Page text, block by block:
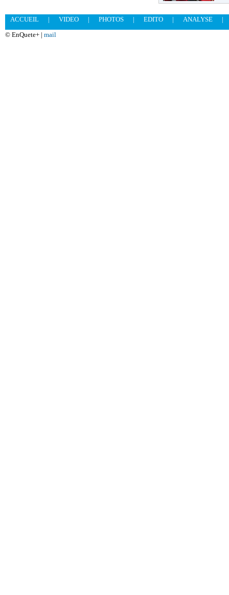
ACCUEIL | VIDEO | PHOTOS | EDITO | ANALYSE
|
© EnQuete+ | mail